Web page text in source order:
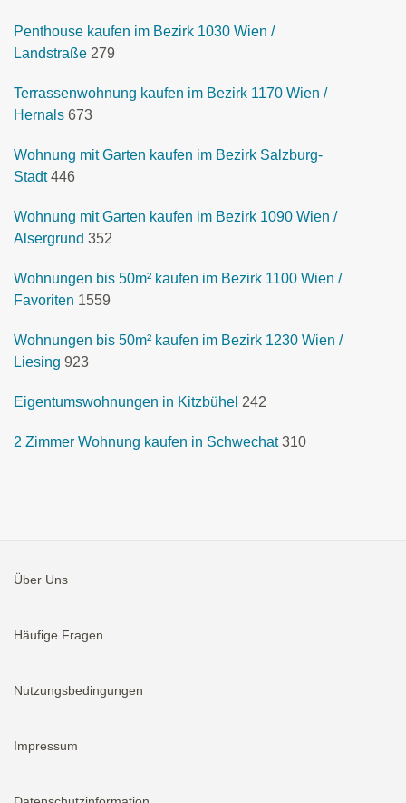
Penthouse kaufen im Bezirk 1030 Wien /
Landstraße 279
Terrassenwohnung kaufen im Bezirk 1170 Wien /
Hernals 673
Wohnung mit Garten kaufen im Bezirk Salzburg-
Stadt 446
Wohnung mit Garten kaufen im Bezirk 1090 Wien /
Alsergrund 352
Wohnungen bis 50m² kaufen im Bezirk 1100 Wien /
Favoriten 1559
Wohnungen bis 50m² kaufen im Bezirk 1230 Wien /
Liesing 923
Eigentumswohnungen in Kitzbühel 242
2 Zimmer Wohnung kaufen in Schwechat 310
Über Uns
Häufige Fragen
Nutzungsbedingungen
Impressum